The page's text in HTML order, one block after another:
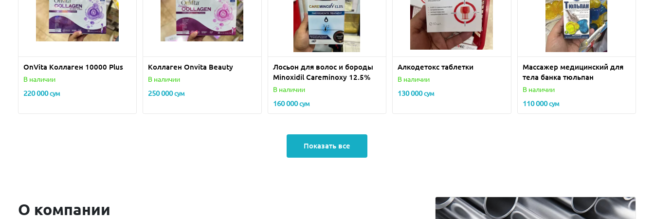
О компании
OnVita Коллаген 10000 Plus
В наличии
220 000сум
Kоллаген Onvita Beauty
В наличии
250 000сум
Лосьон для волос и бороды
Minoxidil Careminoxy 12.5%
В наличии
160 000сум
Алкодетокс таблетки
В наличии
130 000сум
Массажер медицинский для
тела банка тюльпан
В наличии
110 000сум
Показать все